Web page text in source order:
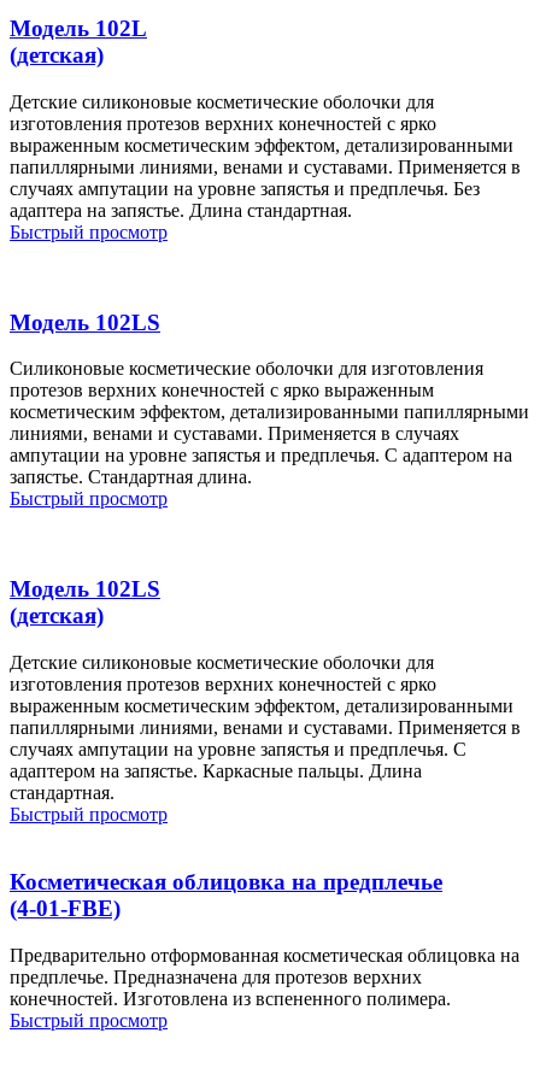
Модель 102L
(детская)
Детские силиконовые косметические оболочки для
изготовления протезов верхних конечностей с ярко
выраженным косметическим эффектом, детализированными
папиллярными линиями, венами и суставами. Применяется в
случаях ампутации на уровне запястья и предплечья. Без
адаптера на запястье. Длина стандартная.
Быстрый просмотр
Модель 102LS
Cиликоновые косметические оболочки для изготовления
протезов верхних конечностей с ярко выраженным
косметическим эффектом, детализированными папиллярными
линиями, венами и суставами. Применяется в случаях
ампутации на уровне запястья и предплечья. C адаптером на
запястье. Стандартная длина.
Быстрый просмотр
Модель 102LS
(детская)
Детские силиконовые косметические оболочки для
изготовления протезов верхних конечностей с ярко
выраженным косметическим эффектом, детализированными
папиллярными линиями, венами и суставами. Применяется в
случаях ампутации на уровне запястья и предплечья. C
адаптером на запястье. Каркасные пальцы. Длина
стандартная.
Быстрый просмотр
Косметическая облицовка на предплечье
(4-01-FBE)
Предварительно отформованная косметическая облицовка на
предплечье. Предназначена для протезов верхних
конечностей. Изготовлена из вспененного полимера.
Быстрый просмотр